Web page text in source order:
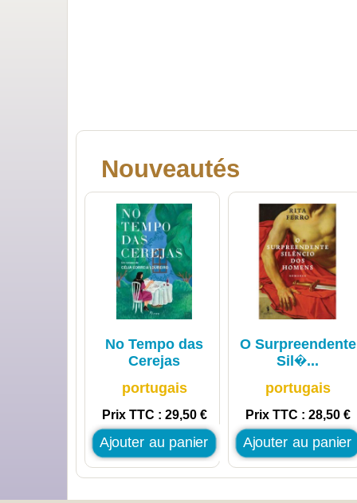
Nouveautés
No Tempo das
Cerejas
portugais
Prix TTC : 29,50 €
Ajouter au panier
O Surpreendente
Sil�...
portugais
Prix TTC : 28,50 €
Ajouter au panier